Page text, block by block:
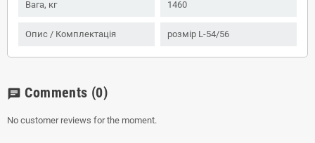
Вага, кг 1460
Опис / Комплектація розмір L-54/56
chat Comments (0)
No customer reviews for the moment.